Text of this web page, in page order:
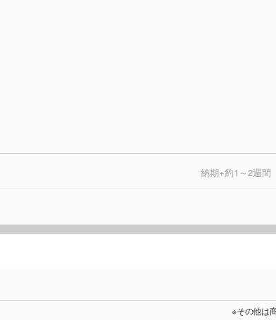
納期+約1～2週間
※その他は